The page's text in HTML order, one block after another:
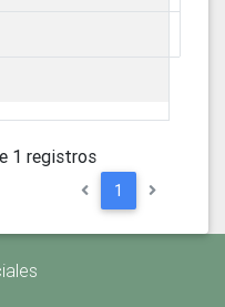
1 registros
1